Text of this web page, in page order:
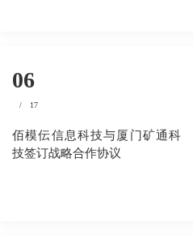
06
/ 17
佰模伝信息科技与厦门矿通科
技签订战略合作协议